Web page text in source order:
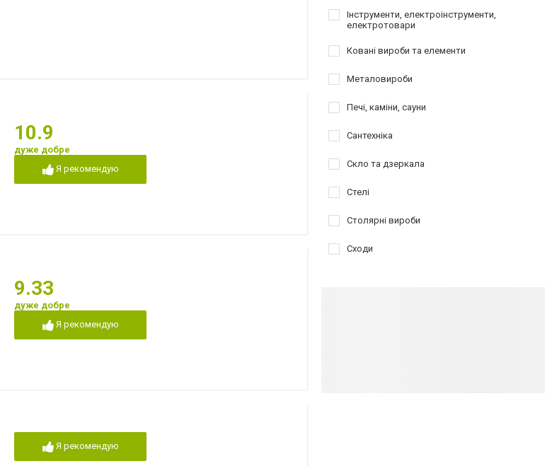
10.9
дуже добре
Я рекомендую
9.33
дуже добре
Я рекомендую
Я рекомендую
Інструменти, електроінструменти,
електротовари
Ковані вироби та елементи
Металовироби
Печі, каміни, сауни
Сантехніка
Скло та дзеркала
Стелі
Столярні вироби
Сходи